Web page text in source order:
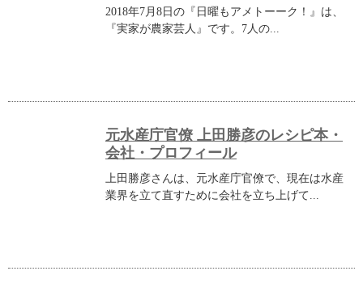
2018年7月8日の『日曜もアメトーーク！』は、
『実家が農家芸人』です。7人の...
元水産庁官僚 上田勝彦のレシピ本・
会社・プロフィール
上田勝彦さんは、元水産庁官僚で、現在は水産
業界を立て直すために会社を立ち上げて...